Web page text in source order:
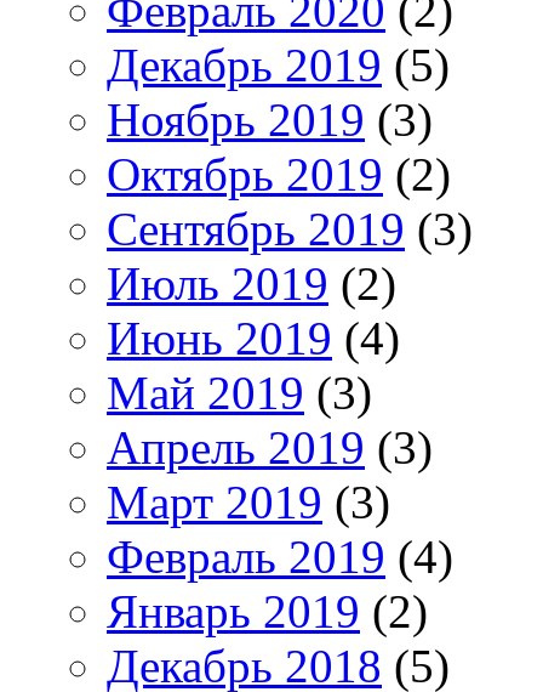
Декабрь 2019 (5)
Ноябрь 2019 (3)
Октябрь 2019 (2)
Сентябрь 2019 (3)
Июль 2019 (2)
Июнь 2019 (4)
Май 2019 (3)
Апрель 2019 (3)
Март 2019 (3)
Февраль 2019 (4)
Январь 2019 (2)
Декабрь 2018 (5)